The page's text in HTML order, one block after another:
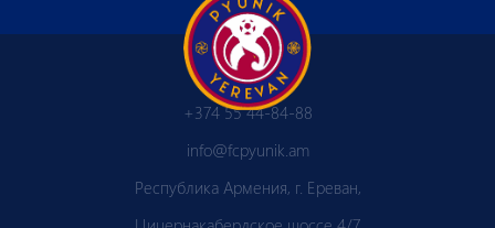
+374 55 44-84-88
info@fcpyunik.am
Республика Армения, г. Ереван,